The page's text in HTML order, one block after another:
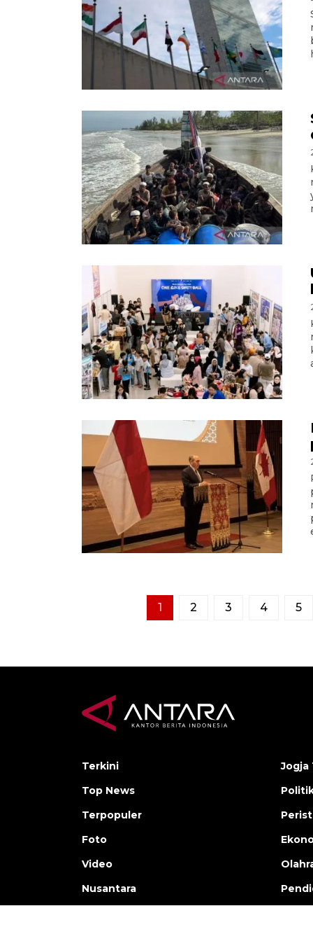
1 2 3 4 5
Terkini
Top News
Terpopuler
Foto
Video
Nusantara
Jogja